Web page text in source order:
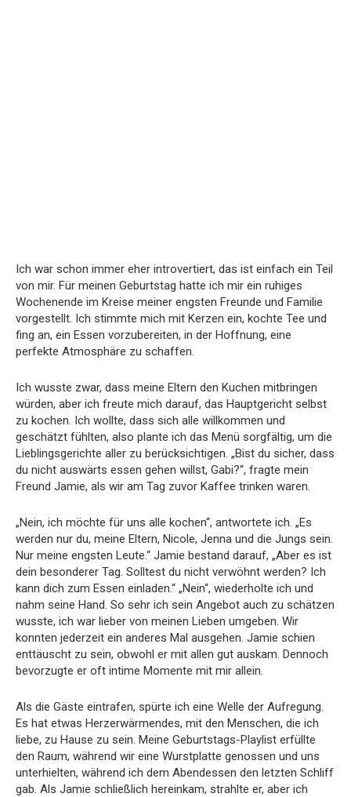
Ich war schon immer eher introvertiert, das ist einfach ein Teil
von mir. Für meinen Geburtstag hatte ich mir ein ruhiges
Wochenende im Kreise meiner engsten Freunde und Familie
vorgestellt. Ich stimmte mich mit Kerzen ein, kochte Tee und
fing an, ein Essen vorzubereiten, in der Hoffnung, eine
perfekte Atmosphäre zu schaffen.
Ich wusste zwar, dass meine Eltern den Kuchen mitbringen
würden, aber ich freute mich darauf, das Hauptgericht selbst
zu kochen. Ich wollte, dass sich alle willkommen und
geschätzt fühlten, also plante ich das Menü sorgfältig, um die
Lieblingsgerichte aller zu berücksichtigen. „Bist du sicher, dass
du nicht auswärts essen gehen willst, Gabi?“, fragte mein
Freund Jamie, als wir am Tag zuvor Kaffee trinken waren.
„Nein, ich möchte für uns alle kochen“, antwortete ich. „Es
werden nur du, meine Eltern, Nicole, Jenna und die Jungs sein.
Nur meine engsten Leute.“ Jamie bestand darauf, „Aber es ist
dein besonderer Tag. Solltest du nicht verwöhnt werden? Ich
kann dich zum Essen einladen.“ „Nein“, wiederholte ich und
nahm seine Hand. So sehr ich sein Angebot auch zu schätzen
wusste, ich war lieber von meinen Lieben umgeben. Wir
konnten jederzeit ein anderes Mal ausgehen. Jamie schien
enttäuscht zu sein, obwohl er mit allen gut auskam. Dennoch
bevorzugte er oft intime Momente mit mir allein.
Als die Gäste eintrafen, spürte ich eine Welle der Aufregung.
Es hat etwas Herzerwärmendes, mit den Menschen, die ich
liebe, zu Hause zu sein. Meine Geburtstags-Playlist erfüllte
den Raum, während wir eine Wurstplatte genossen und uns
unterhielten, während ich dem Abendessen den letzten Schliff
gab. Als Jamie schließlich hereinkam, strahlte er, aber ich